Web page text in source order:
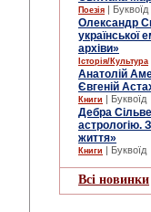
Поезія | Буквоїд
Олександр
української
архіви»
Історія/Культура
Анатолій
Євгеній
Книги | Буквоїд
Дебра
астрологію.
життя»
Книги | Буквоїд
Всі новинки